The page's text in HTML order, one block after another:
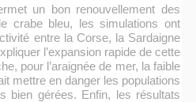
un bon renouvellement des
crabe bleu, les simulations ont
entre la Corse, la Sardaigne
l’expansion rapide de cette
pour l’araignée de mer, la faible
mettre en danger les populations
bien gérées. Enfin, les résultats